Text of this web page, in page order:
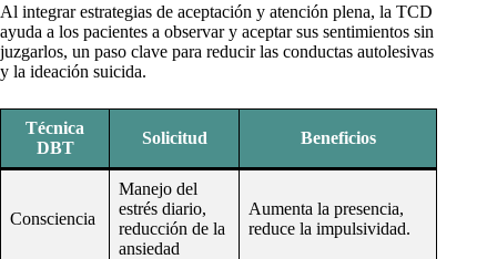
Al integrar estrategias de aceptación y atención plena, la TCD
ayuda a los pacientes a observar y aceptar sus sentimientos sin
juzgarlos, un paso clave para reducir las conductas autolesivas
y la ideación suicida.
Técnica
DBT
Solicitud Beneficios
Consciencia
Manejo del
estrés diario,
reducción de la
ansiedad
Aumenta la presencia,
reduce la impulsividad.